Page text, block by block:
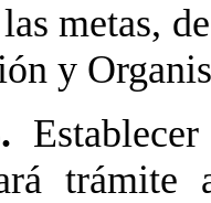
metas,
y
trámite